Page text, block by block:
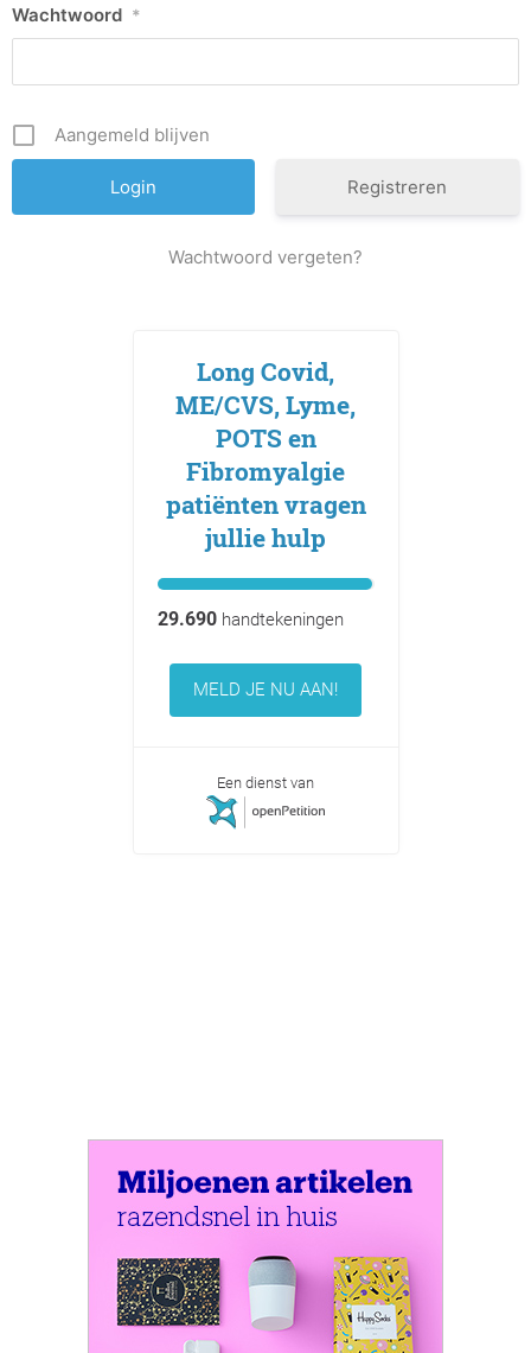
Wachtwoord *
Aangemeld blijven
Registreren
Wachtwoord vergeten?
Long Covid,
ME/CVS, Lyme,
POTS en
Fibromyalgie
patiënten vragen
jullie hulp
29.690handtekeningen
MELD JE NU AAN!
Een dienst van